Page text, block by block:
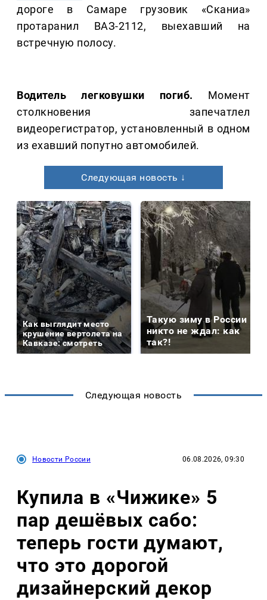
дороге в Самаре грузовик «Сканиа»
протаранил ВАЗ-2112, выехавший на
встречную полосу.
Водитель легковушки погиб. Момент
столкновения запечатлел
видеорегистратор, установленный в одном
из ехавший попутно автомобилей.
Следующая новость ↓
Как выглядит место
крушение вертолета на
Кавказе: смотреть
Такую зиму в России
никто не ждал: как
так?!
Следующая новость
Новости России 06.08.2026, 09:30
Купила в «Чижике» 5
пар дешёвых сабо:
теперь гости думают,
что это дорогой
дизайнерский декор